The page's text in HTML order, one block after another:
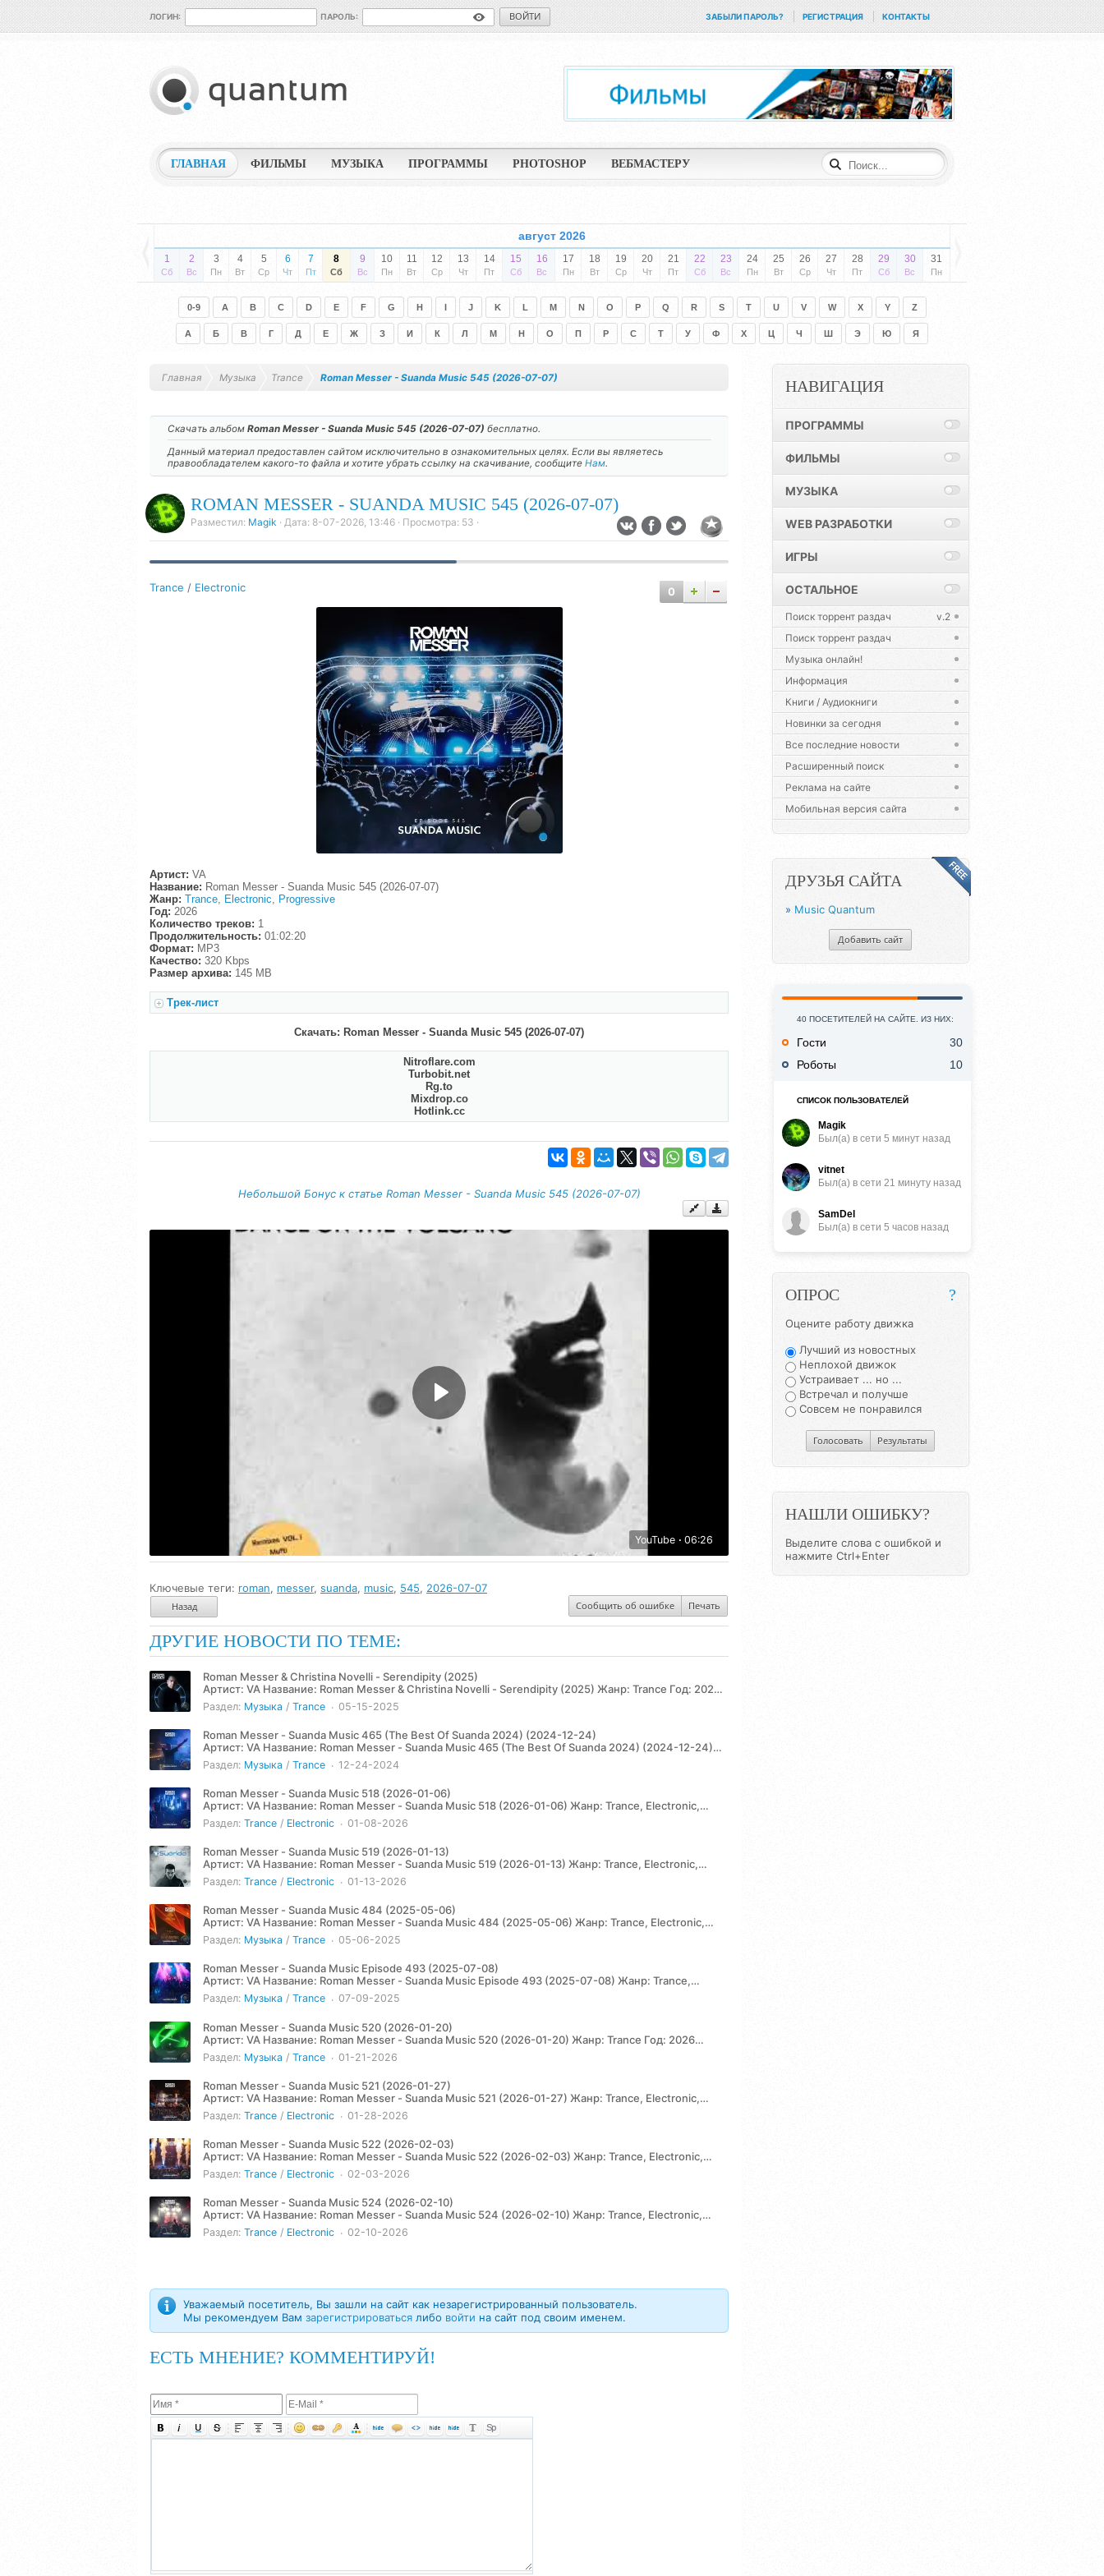
ЛОГИН: ПАРОЛЬ: ВОЙТИ ЗАБЫЛИ ПАРОЛЬ? РЕГИСТРАЦИЯ КОНТАКТЫ
ГЛАВНАЯ ФИЛЬМЫ МУЗЫКА ПРОГРАММЫ PHOTOSHOP ВЕБМАСТЕРУ
август 2026
1
Сб
2
Вс
3
Пн
4
Вт
5
Ср
6
Чт
7
Пт
8
Сб
9
Вс
10
Пн
11
Вт
12
Ср
13
Чт
14
Пт
15
Сб
16
Вс
17
Пн
18
Вт
19
Ср
20
Чт
21
Пт
22
Сб
23
Вс
24
Пн
25
Вт
26
Ср
27
Чт
28
Пт
29
Сб
30
Вс
31
Пн
0-9 A B C D E F G H I J K L M N O P Q R S T U V W X Y Z
А Б В Г Д Е Ж З И К Л М Н О П Р С Т У Ф Х Ц Ч Ш Э Ю Я
Главная Музыка Trance Roman Messer - Suanda Music 545 (2026-07-07)
Скачать альбом Roman Messer - Suanda Music 545 (2026-07-07) бесплатно.
Данный материал предоставлен сайтом исключительно в ознакомительных целях. Если вы являетесь
правообладателем какого-то файла и хотите убрать ссылку на скачивание, сообщите Нам.
ROMAN MESSER - SUANDA MUSIC 545 (2026-07-07)
Разместил: Magik · Дата: 8-07-2026, 13:46 · Просмотра: 53 ·
Trance / Electronic 0
Артист: VA
Название: Roman Messer - Suanda Music 545 (2026-07-07)
Жанр: Trance Electronic
Progressive
Год: 2026
Количество треков: 1
Продолжительность: 01:02:20
Формат: MP3
Качество: 320 Kbps
Размер архива: 145 MB
Трек-лист
Скачать: Roman Messer - Suanda Music 545 (2026-07-07)
Nitroflare.com
Turbobit.net
Rg.to
Mixdrop.co
Hotlink.cc
Небольшой Бонус к статье Roman Messer - Suanda Music 545 (2026-07-07)
YouTube 06:26
Ключевые теги: roman, messer, suanda, music, 545, 2026-07-07
Назад Сообщить об ошибке Печать
ДРУГИЕ НОВОСТИ ПО ТЕМЕ:
Roman Messer & Christina Novelli - Serendipity (2025)
Артист: VA Название: Roman Messer & Christina Novelli - Serendipity (2025) Жанр: Trance Год: 2025
Количество треков:...
05-15-2025
Раздел: Музыка / Trance
Roman Messer - Suanda Music 465 (The Best Of Suanda 2024) (2024-12-24)
Артист: VA Название: Roman Messer - Suanda Music 465 (The Best Of Suanda 2024) (2024-12-24)
Жанр: Trance, Electronic,...12-24-2024
Раздел: Музыка / Trance
Roman Messer - Suanda Music 518 (2026-01-06)
Артист: VA Название: Roman Messer - Suanda Music 518 (2026-01-06) Жанр: Trance, Electronic,
Progressive Год: 2026...
01-08-2026
Раздел: Trance / Electronic
Roman Messer - Suanda Music 519 (2026-01-13)
Артист: VA Название: Roman Messer - Suanda Music 519 (2026-01-13) Жанр: Trance, Electronic,
Progressive Год: 2026...
01-13-2026
Раздел: Trance / Electronic
Roman Messer - Suanda Music 484 (2025-05-06)
Артист: VA Название: Roman Messer - Suanda Music 484 (2025-05-06) Жанр: Trance, Electronic,
Progressive Год: 2025...
05-06-2025
Раздел: Музыка / Trance
Roman Messer - Suanda Music Episode 493 (2025-07-08)
Артист: VA Название: Roman Messer - Suanda Music Episode 493 (2025-07-08) Жанр: Trance,
Electronic, Progressive Год:...07-09-2025
Раздел: Музыка / Trance
Roman Messer - Suanda Music 520 (2026-01-20)
Артист: VA Название: Roman Messer - Suanda Music 520 (2026-01-20) Жанр: Trance Год: 2026
Количество треков: 1...
01-21-2026
Раздел: Музыка / Trance
Roman Messer - Suanda Music 521 (2026-01-27)
Артист: VA Название: Roman Messer - Suanda Music 521 (2026-01-27) Жанр: Trance, Electronic,
Progressive Год: 2026...
01-28-2026
Раздел: Trance / Electronic
Roman Messer - Suanda Music 522 (2026-02-03)
Артист: VA Название: Roman Messer - Suanda Music 522 (2026-02-03) Жанр: Trance, Electronic,
Progressive Год: 2026...
02-03-2026
Раздел: Trance / Electronic
Roman Messer - Suanda Music 524 (2026-02-10)
Артист: VA Название: Roman Messer - Suanda Music 524 (2026-02-10) Жанр: Trance, Electronic,
Progressive Год: 2026...
02-10-2026
Раздел: Trance / Electronic
Уважаемый посетитель, Вы зашли на сайт как незарегистрированный пользователь.
Мы рекомендуем Вам зарегистрироваться либо войти на сайт под своим именем.
ЕСТЬ МНЕНИЕ? КОММЕНТИРУЙ!
НАВИГАЦИЯ
ПРОГРАММЫ
ФИЛЬМЫ
МУЗЫКА
WEB РАЗРАБОТКИ
ИГРЫ
ОСТАЛЬНОЕ
Поиск торрент раздач
v.2
Поиск торрент раздач
Музыка онлайн!
Информация
Книги / Аудиокниги
Новинки за сегодня
Все последние новости
Расширенный поиск
Реклама на сайте
Мобильная версия сайта
ДРУЗЬЯ САЙТА
» Music Quantum
Добавить сайт
40 ПОСЕТИТЕЛЕЙ НА САЙТЕ. ИЗ НИХ:
Гости
30
Роботы
10
СПИСОК ПОЛЬЗОВАТЕЛЕЙ
Magik
Был(a) в сети 5 минут назад
vitnet
Был(a) в сети 21 минуту назад
SamDel
Был(a) в сети 5 часов назад
ОПРОС ?
Оцените работу движка
Лучший из новостных
Неплохой движок
Устраивает ... но ...
Встречал и получше
Совсем не понравился
Голосовать Результаты
НАШЛИ ОШИБКУ?
Выделите слова с ошибкой и
нажмите Ctrl+Enter